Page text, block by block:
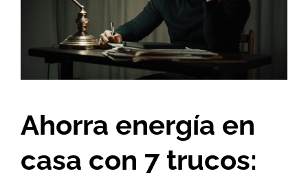
Ahorra energía en
casa con 7 trucos: